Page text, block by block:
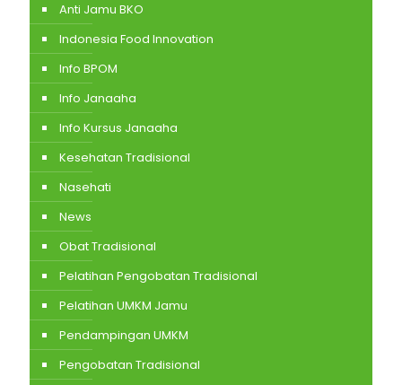
Anti Jamu BKO
Indonesia Food Innovation
Info BPOM
Info Janaaha
Info Kursus Janaaha
Kesehatan Tradisional
Nasehati
News
Obat Tradisional
Pelatihan Pengobatan Tradisional
Pelatihan UMKM Jamu
Pendampingan UMKM
Pengobatan Tradisional